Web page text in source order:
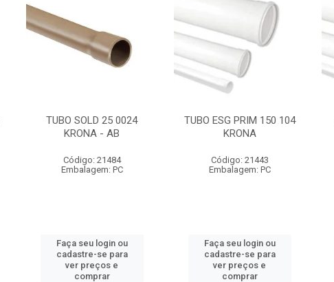
TUBO SOLD 25 0024
KRONA - AB
Código: 21484
Embalagem: PC
Faça seu login ou
cadastre-se para
ver preços e
comprar
TUBO ESG PRIM 150 104
KRONA
Código: 21443
Embalagem: PC
Faça seu login ou
cadastre-se para
ver preços e
comprar